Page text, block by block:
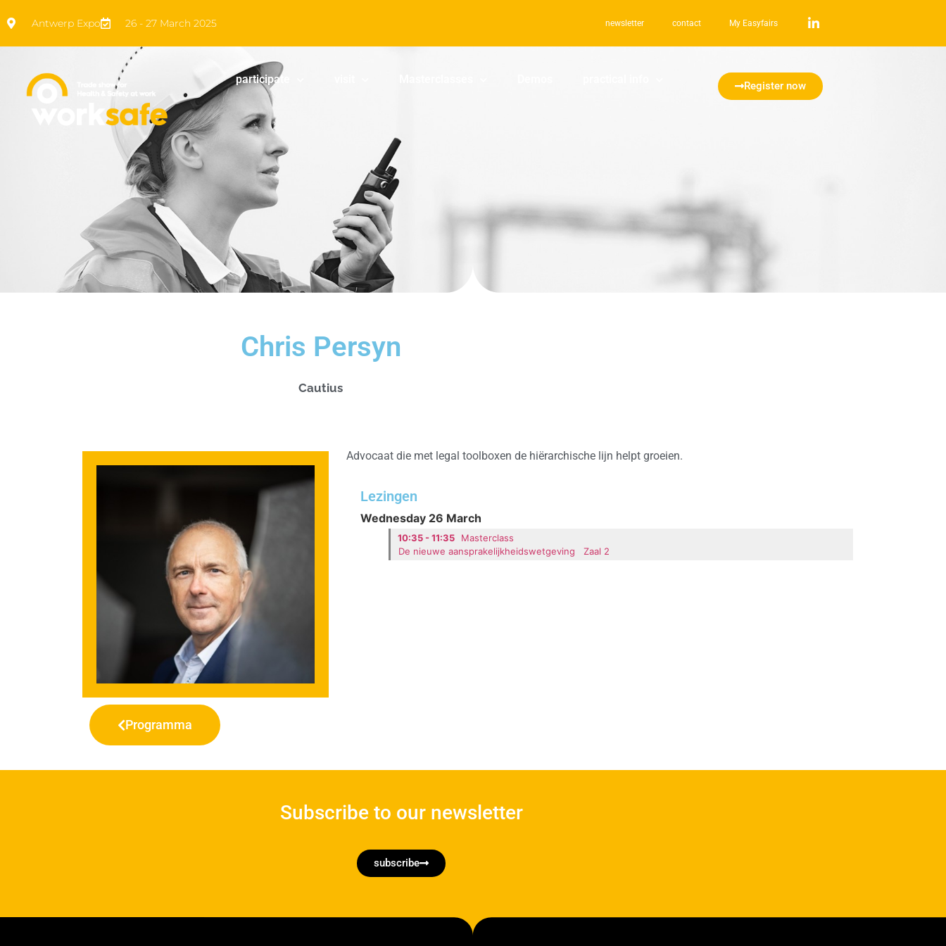
Antwerp Expo 26 - 27 March 2025 newsletter contact My Easyfairs
participate Register now
Chris Persyn
Cautius
Programma
Advocaat die met legal toolboxen de hiërarchische lijn helpt groeien.
Lezingen
Wednesday 26 March
10:35 - 11:35
Masterclass
De nieuwe aansprakelijkheidswetgeving
Zaal 2
Subscribe to our newsletter
subscribe